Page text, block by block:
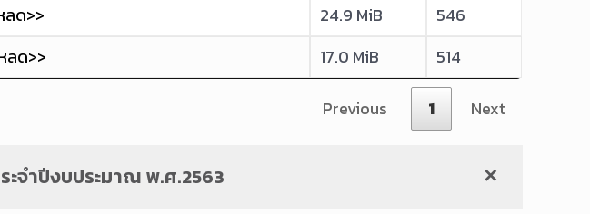
ลด>>
24.9 MiB
546
ลด>>
17.0 MiB 514
Previous 1 Next
ะจำปีงบประมาณ พ.ศ.2563 ✕